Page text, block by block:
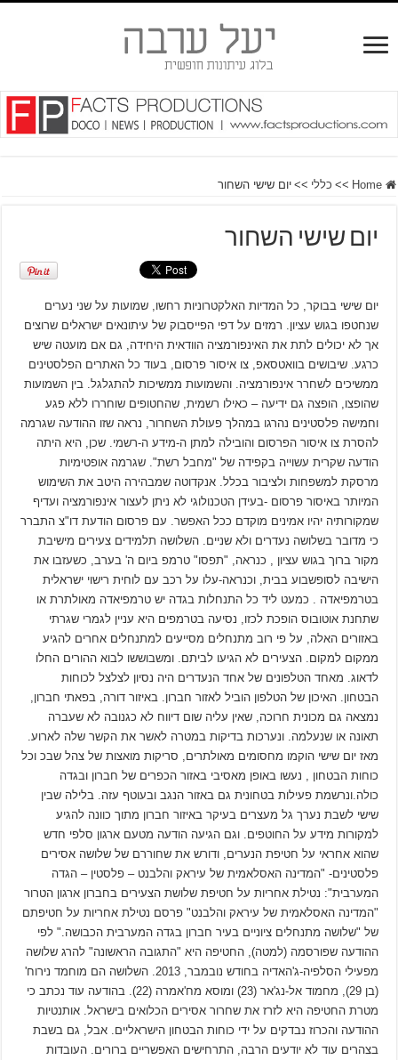
Home
>> כללי >> יום שישי השחור
יום שישי השחור
יום שישי בבוקר, כל המדיות האלקטרוניות רחשו, שמועות על שני נערים
שנחטפו בגוש עציון. רמזים על דפי הפייסבוק של עיתונאים ישראלים שרוצים
אך לא יכולים לתת את האינפורמציה הוודאית היחידה, גם אם מועטה שיש
כרגע. שיבושים בוואטסאפ, צו איסור פרסום, בעוד כל האתרים הפלסטינים
ממשיכים לשחרר אינפורמציה. והשמועות ממשיכות להתגלגל. בין השמועות
שהופצו, הופצה גם ידיעה – כאילו רשמית, שהחטופים שוחררו ללא פגע
וחמישה פלסטינים נהרגו במהלך פעולת השחרור, נראה שזו ההודעה שגרמה
להסרת צו איסור הפרסום והובילה למתן ה-מידע ה-רשמי. שכן, היא היתה
הודעה שקרית עשוייה בקפידה של "מחבל רשת". שגרמה אופטימיות
מרסקת למשפחות ולציבור בכלל. אנקדוטה שמבהירה היטב את השימוש
המיותר באיסור פרסום -בעידן הטכנולוגי לא ניתן לעצור אינפורמציה ועדיף
שמקורותיה יהיו אמינים מוקדם ככל האפשר. עם פרסום הודעת דו"צ התברר
כי מדובר בשלושה נעדרים ולא שניים. השלושה תלמידים צעירים מישיבת
מקור ברוך בגוש עציון , כנראה, "תפסו" טרמפ ביום ה' בערב, כשעזבו את
הישיבה לסופשבוע בבית, וכנראה-עלו על רכב עם לוחית רישוי ישראלית
בטרמפיאדה . כמעט ליד כל התנחלות בגדה יש טרמפיאדה מאולתרת או
שתחנת אוטובוס הופכת לכזו, נסיעה בטרמפים היא עניין לגמרי שגרתי
באזורים האלה, על פי רוב מתנחלים מסייעים למתנחלים אחרים להגיע
ממקום למקום. הצעירים לא הגיעו לביתם. ומשבוששו לבוא ההורים החלו
לדאוג. מאחד הטלפונים של אחד הנעדרים היה נסיון לצלצל לכוחות
הבטחון. האיכון של הטלפון הוביל לאזור חברון. באיזור דורה, בפאתי חברון,
נמצאה גם מכונית חרוכה, שאין עליה שום דיווח לא כגנובה לא שעברה
תאונה או שנעלמה. ונערכות בדיקות במטרה לאשר את הקשר שלה לארוע.
מאז יום שישי הוקמו מחסומים מאולתרים, סריקות מואצות של צהל שבכ וכל
כוחות הבטחון , נעשו באופן מאסיבי באזור הכפרים של חברון ובגדה
כולה.ונרשמת פעילות בטחונית גם באזור הנגב ובעוטף עזה. בלילה שבין
שישי לשבת נערך גל מעצרים בעיקר באיזור חברון מתוך כוונה להגיע
למקורות מידע על החוטפים. וגם הגיעה הודעה מטעם ארגון סלפי חדש
שהוא אחראי על חטיפת הנערים, ודורש את שחוררם של שלושה אסירים
פלסטינים- "המדינה האסלאמית של עיראק והלבנט – פלסטין – הגדה
המערבית": נטילת אחריות על חטיפת שלושת הצעירים בחברון ארגון הטרור
"המדינה האסלאמית של עיראק והלבנט" פרסם נטילת אחריות על חטיפתם
של "שלושה מתנחלים ציוניים בעיר חברון בגדה המערבית הכבושה." לפי
ההודעה שפורסמה (למטה), החטיפה היא "התגובה הראשונה" להרג שלושה
מפעילי הסלפיה-ג'האדיה בחודש נובמבר, 2013. השלושה הם מוחמד נירוח'
(בן 29), מחמוד אל-נג'אר (23) ומוסא מח'אמרה (22). בהודעה עוד נכתב כי
מטרת החטיפה היא לזרז את שחרור אסירים הכלואים בישראל. אותנטיות
ההודעה והכרוז נבדקים על ידי כוחות הבטחון הישראליים. אבל, גם בשבת
בצהרים עוד לא יודעים הרבה, התרחישים האפשריים ברורים. העובדות